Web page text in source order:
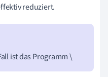
reduziert.
ist das Programm \